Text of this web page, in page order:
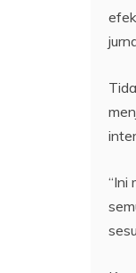
“Ini